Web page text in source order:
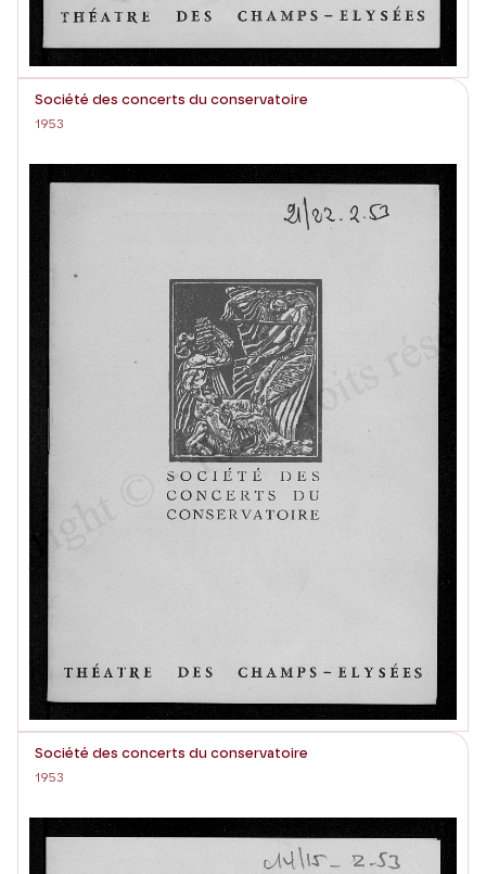
Société des concerts du conservatoire
1953
Société des concerts du conservatoire
1953